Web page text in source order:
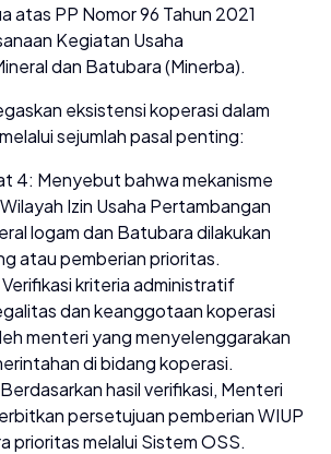
atas PP Nomor 96 Tahun 2021
Kegiatan Usaha
dan Batubara (Minerba).
eksistensi koperasi dalam
sejumlah pasal penting:
4: Menyebut bahwa mekanisme
Izin Usaha Pertambangan
logam dan Batubara dilakukan
atau pemberian prioritas.
Verifikasi kriteria administratif
dan keanggotaan koperasi
menteri yang menyelenggarakan
di bidang koperasi.
hasil verifikasi, Menteri
persetujuan pemberian WIUP
prioritas melalui Sistem OSS.